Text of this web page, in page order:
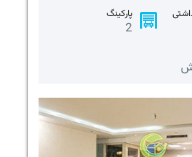
پارکینگ
2